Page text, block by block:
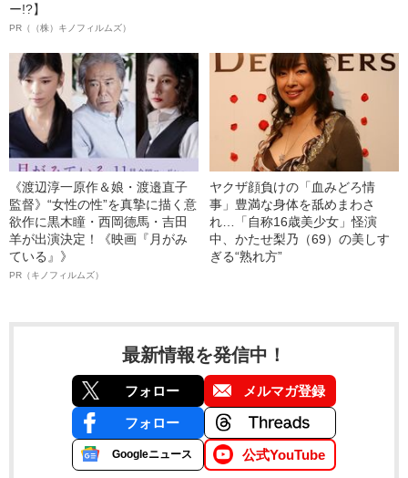
ー!?】
PR（（株）キノフィルムズ）
《渡辺淳一原作＆娘・渡邉直子
監督》“女性の性”を真摯に描く意
欲作に黒木瞳・西岡德馬・吉田
羊が出演決定！《映画『月がみ
ている』》
PR（キノフィルムズ）
ヤクザ顔負けの「血みどろ情
事」豊満な身体を舐めまわさ
れ…「自称16歳美少女」怪演
中、かたせ梨乃（69）の美しす
ぎる“熟れ方”
最新情報を発信中！
フォロー メルマガ登録
フォロー
Googleニュース 公式YouTube